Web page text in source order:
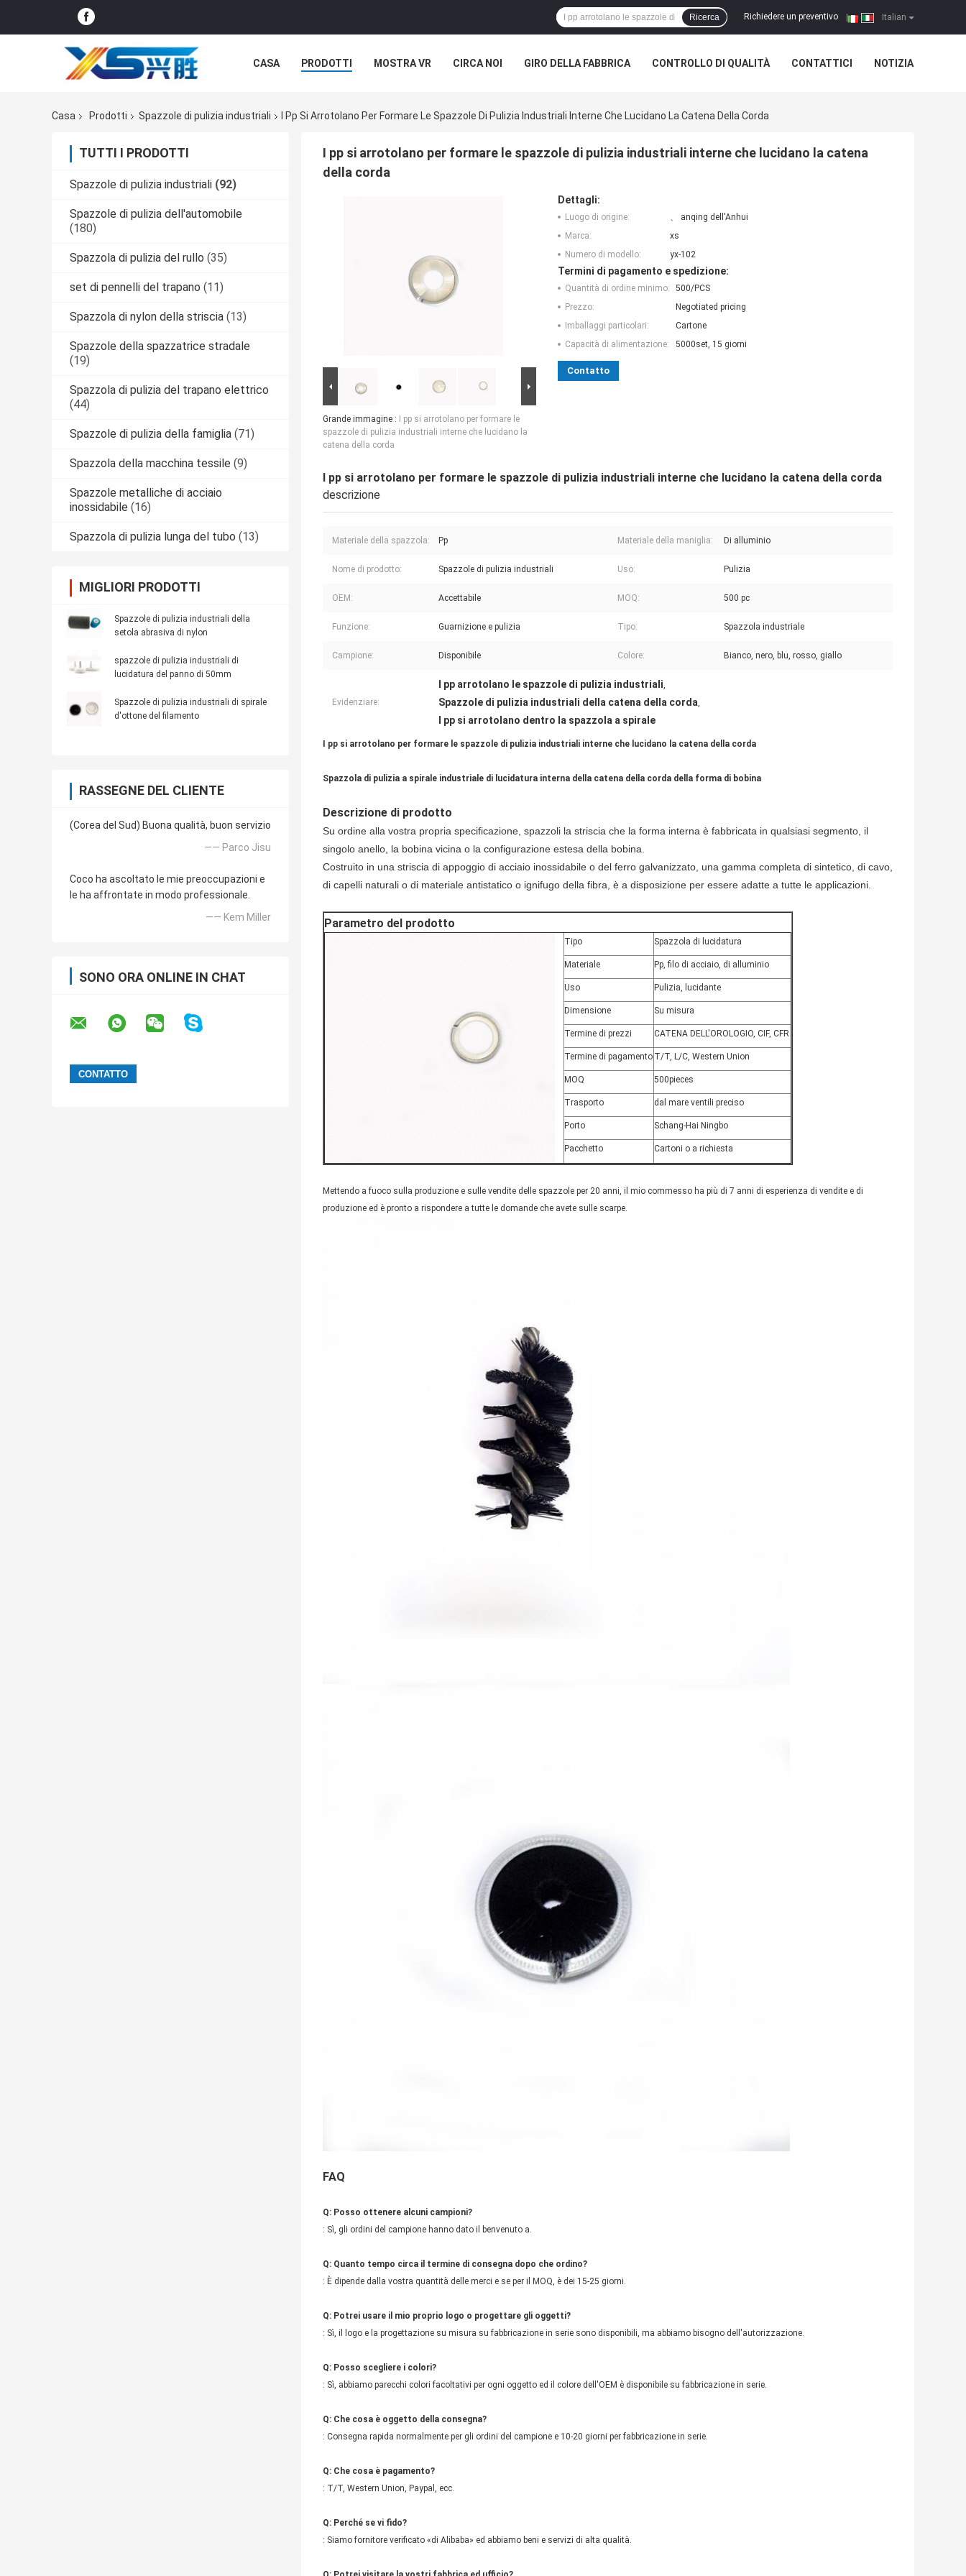
Italian
Richiedere un preventivo |
Ricerca
CASA PRODOTTI MOSTRA VR CIRCA NOI GIRO DELLA FABBRICA CONTROLLO DI QUALITÀ CONTATTICI NOTIZIA
Casa
Prodotti Spazzole di pulizia industriali I Pp Si Arrotolano Per Formare Le Spazzole Di Pulizia Industriali Interne Che Lucidano La Catena Della Corda
TUTTI I PRODOTTI
Spazzole di pulizia industriali (92)
Spazzole di pulizia dell'automobile
(180)
Spazzola di pulizia del rullo (35)
set di pennelli del trapano (11)
Spazzola di nylon della striscia (13)
Spazzole della spazzatrice stradale
(19)
Spazzola di pulizia del trapano elettrico
(44)
Spazzole di pulizia della famiglia (71)
Spazzola della macchina tessile (9)
Spazzole metalliche di acciaio
inossidabile (16)
Spazzola di pulizia lunga del tubo (13)
MIGLIORI PRODOTTI
Spazzole di pulizia industriali della
setola abrasiva di nylon
spazzole di pulizia industriali di
lucidatura del panno di 50mm
Spazzole di pulizia industriali di spirale
d'ottone del filamento
RASSEGNE DEL CLIENTE
(Corea del Sud) Buona qualità, buon servizio
—— Parco Jisu
Coco ha ascoltato le mie preoccupazioni e
le ha affrontate in modo professionale.
—— Kem Miller
SONO ORA ONLINE IN CHAT
I pp si arrotolano per formare le spazzole di pulizia industriali interne che lucidano la catena
della corda
Grande immagine :
I pp si arrotolano per formare le
spazzole di pulizia industriali interne che lucidano la
catena della corda
Dettagli:
Luogo di origine:
、 anqing dell'Anhui
Marca:
xs
Numero di modello:
yx-102
Termini di pagamento e spedizione:
Quantità di ordine minimo:
500/PCS
Prezzo:
Negotiated pricing
Imballaggi particolari:
Cartone
Capacità di alimentazione:
5000set, 15 giorni
Contatto
I pp si arrotolano per formare le spazzole di pulizia industriali interne che lucidano la catena della corda
descrizione
Materiale della spazzola: Pp Materiale della maniglia: Di alluminio
Nome di prodotto: Spazzole di pulizia industriali Uso: Pulizia
OEM: Accettabile MOQ: 500 pc
Funzione: Guarnizione e pulizia Tipo: Spazzola industriale
Campione: Disponibile Colore: Bianco, nero, blu, rosso, giallo
Evidenziare:
I pp arrotolano le spazzole di pulizia industriali,
Spazzole di pulizia industriali della catena della corda,
I pp si arrotolano dentro la spazzola a spirale
I pp si arrotolano per formare le spazzole di pulizia industriali interne che lucidano la catena della corda
Spazzola di pulizia a spirale industriale di lucidatura interna della catena della corda della forma di bobina
Descrizione di prodotto
Su ordine alla vostra propria specificazione, spazzoli la striscia che la forma interna è fabbricata in qualsiasi segmento, il
singolo anello, la bobina vicina o la configurazione estesa della bobina.
Costruito in una striscia di appoggio di acciaio inossidabile o del ferro galvanizzato, una gamma completa di sintetico, di cavo,
di capelli naturali o di materiale antistatico o ignifugo della fibra, è a disposizione per essere adatte a tutte le applicazioni.
Parametro del prodotto
Tipo Spazzola di lucidatura
Materiale Pp, filo di acciaio, di alluminio
Uso Pulizia, lucidante
Dimensione Su misura
Termine di prezzi CATENA DELL'OROLOGIO, CIF, CFR
Termine di pagamento T/T, L/C, Western Union
MOQ 500pieces
Trasporto dal mare ventili preciso
Porto Schang-Hai Ningbo
Pacchetto Cartoni o a richiesta
Mettendo a fuoco sulla produzione e sulle vendite delle spazzole per 20 anni, il mio commesso ha più di 7 anni di esperienza di vendite e di
produzione ed è pronto a rispondere a tutte le domande che avete sulle scarpe.
FAQ
Q: Posso ottenere alcuni campioni?
: Sì, gli ordini del campione hanno dato il benvenuto a.
Q: Quanto tempo circa il termine di consegna dopo che ordino?
: È dipende dalla vostra quantità delle merci e se per il MOQ, è dei 15-25 giorni.
Q: Potrei usare il mio proprio logo o progettare gli oggetti?
: Sì, il logo e la progettazione su misura su fabbricazione in serie sono disponibili, ma abbiamo bisogno dell'autorizzazione.
Q: Posso scegliere i colori?
: Sì, abbiamo parecchi colori facoltativi per ogni oggetto ed il colore dell'OEM è disponibile su fabbricazione in serie.
Q: Che cosa è oggetto della consegna?
: Consegna rapida normalmente per gli ordini del campione e 10-20 giorni per fabbricazione in serie.
Q: Che cosa è pagamento?
: T/T, Western Union, Paypal, ecc.
Q: Perché se vi fido?
: Siamo fornitore verificato «di Alibaba» ed abbiamo beni e servizi di alta qualità.